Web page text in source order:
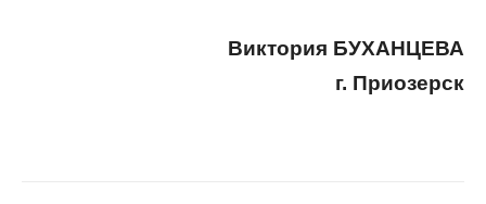
Виктория БУХАНЦЕВА
г. Приозерск